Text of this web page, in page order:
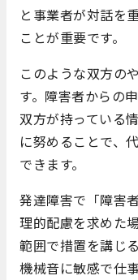
と事業者が対話を
ことが重要です。
このような双方の
す。障害者からの
双方が持っている
に努めることで、
できます。
発達障害で「障害
理的配慮を求めた
範囲で措置を講じ
機械音に敏感で仕